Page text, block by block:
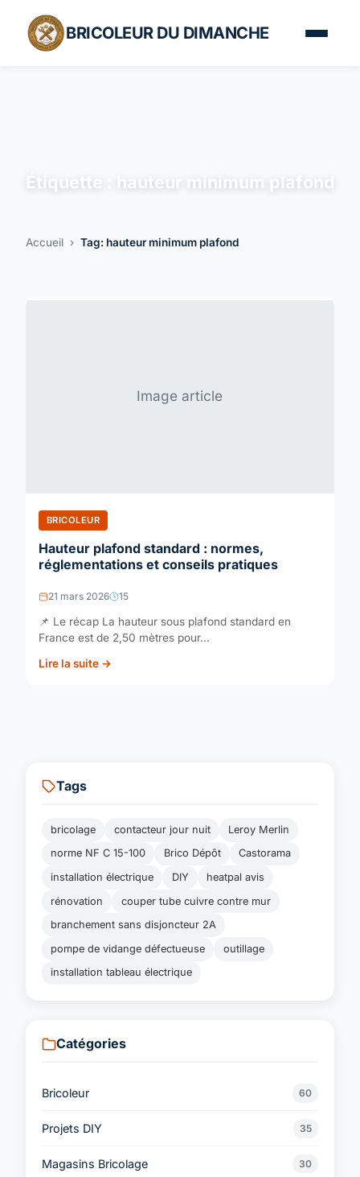
BRICOLEUR DU DIMANCHE
Étiquette : hauteur minimum plafond
Accueil › Tag: hauteur minimum plafond
Image article
BRICOLEUR
Hauteur plafond standard : normes,
réglementations et conseils pratiques
21 mars 2026 15
📌 Le récap La hauteur sous plafond standard en
France est de 2,50 mètres pour...
Lire la suite →
Tags
bricolage contacteur jour nuit
Leroy Merlin
norme NF C 15-100
Brico Dépôt
Castorama
installation électrique
DIY
heatpal avis
rénovation
couper tube cuivre contre mur
branchement sans disjoncteur 2A
pompe de vidange défectueuse
outillage
installation tableau électrique
Catégories
Bricoleur 60
Projets DIY 35
Magasins Bricolage 30